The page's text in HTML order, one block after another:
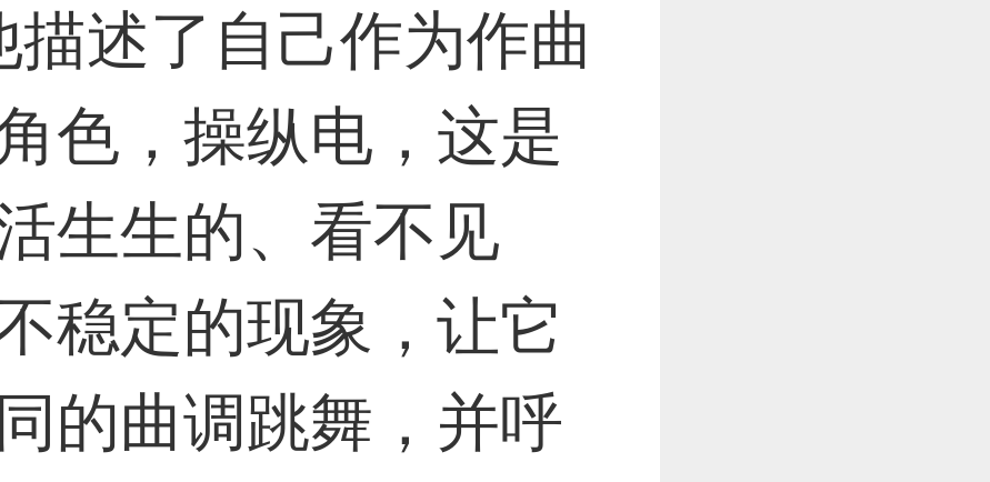
述了自己作为作曲
色，操纵电，这是
生生的、看不见
稳定的现象，让它
的曲调跳舞，并呼